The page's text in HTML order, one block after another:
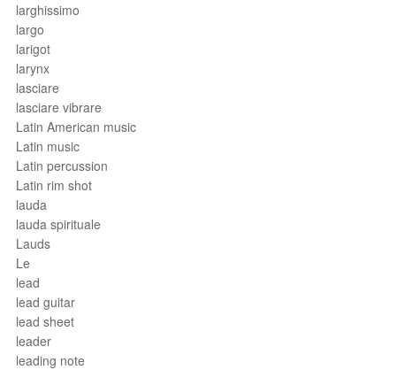
larghissimo
largo
larigot
larynx
lasciare
lasciare vibrare
Latin American music
Latin music
Latin percussion
Latin rim shot
lauda
lauda spirituale
Lauds
Le
lead
lead guitar
lead sheet
leader
leading note